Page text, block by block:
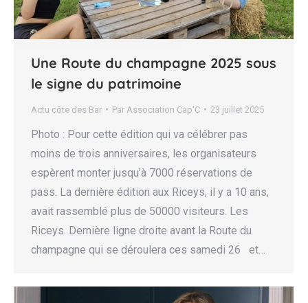
Une Route du champagne 2025 sous
le signe du patrimoine
Actu côte des Bar Par Association Cap'C 23 juillet 2025
Photo : Pour cette édition qui va célébrer pas
moins de trois anniversaires, les organisateurs
espèrent monter jusqu’à 7000 réservations de
pass. La dernière édition aux Riceys, il y a 10 ans,
avait rassemblé plus de 50000 visiteurs. Les
Riceys. Dernière ligne droite avant la Route du
champagne qui se déroulera ces samedi 26 et…